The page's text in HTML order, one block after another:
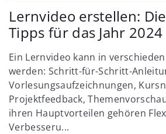
Lernvideo erstellen:
Tipps für das Jahr 2024
Ein Lernvideo kann in
werden: Schritt-für-Schritt-
Vorlesungsaufzeichnungen,
Projektfeedback,
ihren Hauptvorteilen gehören
Verbesseru...